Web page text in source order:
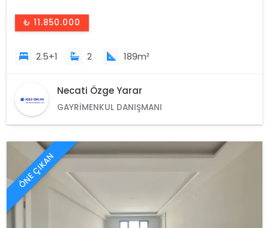
₺ 11.850.000
2.5+1 2 189m²
Necati Özge Yarar
GAYRIMENKUL DANIŞMANI
ÖNE ÇIKAN